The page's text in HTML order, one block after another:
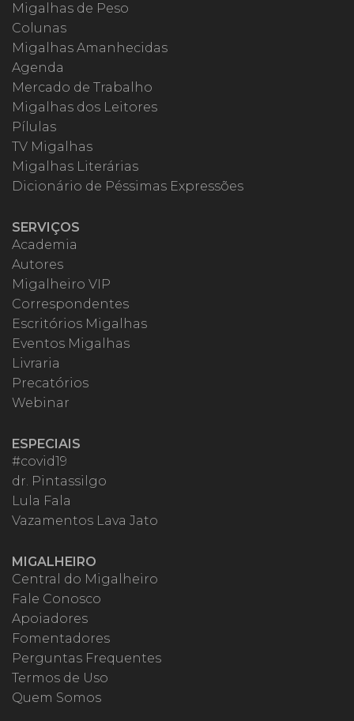
Migalhas de Peso
Colunas
Migalhas Amanhecidas
Agenda
Mercado de Trabalho
Migalhas dos Leitores
Pílulas
TV Migalhas
Migalhas Literárias
Dicionário de Péssimas Expressões
SERVIÇOS
Academia
Autores
Migalheiro VIP
Correspondentes
Escritórios Migalhas
Eventos Migalhas
Livraria
Precatórios
Webinar
ESPECIAIS
#covid19
dr. Pintassilgo
Lula Fala
Vazamentos Lava Jato
MIGALHEIRO
Central do Migalheiro
Fale Conosco
Apoiadores
Fomentadores
Perguntas Frequentes
Termos de Uso
Quem Somos